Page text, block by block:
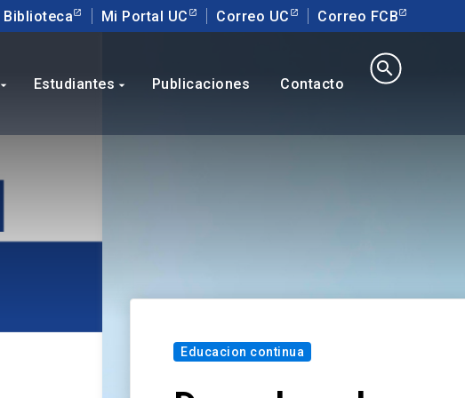
Biblioteca Mi Portal UC Correo UC Correo FCB
arrow_drop_down Estudiantes arrow_drop_down Publicaciones Contacto
search